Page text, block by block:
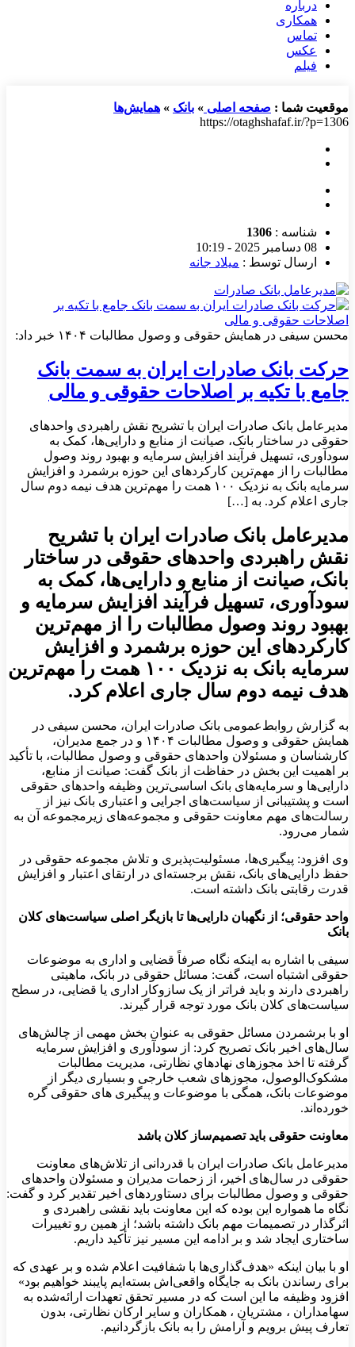
درباره
همکاری
تماس
عکس
فیلم
موقعیت شما : صفحه اصلی » بانک » همایش‌ها
https://otaghshafaf.ir/?p=1306
شناسه : 1306
08 دسامبر 2025 - 10:19
ارسال توسط : میلاد جانه
محسن سیفی در همایش حقوقی و وصول مطالبات ۱۴۰۴ خبر داد:
حرکت بانک صادرات ایران به سمت بانک
جامع با تکیه بر اصلاحات حقوقی و مالی
مدیرعامل بانک صادرات ایران با تشریح نقش راهبردی واحدهای
حقوقی در ساختار بانک، صیانت از منابع و دارایی‌ها، کمک به
سودآوری، تسهیل فرآیند افزایش سرمایه و بهبود روند وصول
مطالبات را از مهم‌ترین کارکردهای این حوزه برشمرد و افزایش
سرمایه بانک به نزدیک ۱۰۰ همت را مهم‌ترین هدف نیمه دوم سال
جاری اعلام کرد. به […]
مدیرعامل بانک صادرات ایران با تشریح
نقش راهبردی واحدهای حقوقی در ساختار
بانک، صیانت از منابع و دارایی‌ها، کمک به
سودآوری، تسهیل فرآیند افزایش سرمایه و
بهبود روند وصول مطالبات را از مهم‌ترین
کارکردهای این حوزه برشمرد و افزایش
سرمایه بانک به نزدیک ۱۰۰ همت را مهم‌ترین
هدف نیمه دوم سال جاری اعلام کرد.
به گزارش روابط‌عمومی بانک صادرات ایران، محسن سیفی در
همایش حقوقی و وصول مطالبات ۱۴۰۴ و در جمع مدیران،
کارشناسان و مسئولان واحدهای حقوقی و وصول مطالبات، با تأکید
بر اهمیت این بخش در حفاظت از بانک گفت: صیانت از منابع،
دارایی‌ها و سرمایه‌های بانک اساسی‌ترین وظیفه واحدهای حقوقی
است و پشتیبانی از سیاست‌های اجرایی و اعتباری بانک نیز از
رسالت‌های مهم معاونت حقوقی و مجموعه‌های زیرمجموعه آن به
شمار می‌رود.
وی افزود: پیگیری‌ها، مسئولیت‌پذیری و تلاش مجموعه حقوقی در
حفظ دارایی‌های بانک، نقش برجسته‌ای در ارتقای اعتبار و افزایش
قدرت رقابتی بانک داشته است.
واحد حقوقی؛ از نگهبان دارایی‌ها تا بازیگر اصلی سیاست‌های کلان
بانک
سیفی با اشاره به اینکه نگاه صرفاً قضایی و اداری به موضوعات
حقوقی اشتباه است، گفت: مسائل حقوقی در بانک، ماهیتی
راهبردی دارند و باید فراتر از یک سازوکار اداری یا قضایی، در سطح
سیاست‌های کلان بانک مورد توجه قرار گیرند.
او با برشمردن مسائل حقوقی به عنوان بخش مهمی از چالش‌های
سال‌های اخیر بانک تصریح کرد: از سودآوری و افزایش سرمایه
گرفته تا اخذ مجوزهای نهادهاي نظارتی، مدیریت مطالبات
مشکوک‌الوصول، مجوزهای شعب خارجی و بسیاری دیگر از
موضوعات بانک، همگی با موضوعات و پیگیری های حقوقی گره
خورده‌اند.
معاونت حقوقی باید تصمیم‌ساز کلان باشد
مدیرعامل بانک صادرات ایران با قدردانی از تلاش‌های معاونت
حقوقی در سال‌های اخیر، از زحمات مدیران و مسئولان واحدهای
حقوقی و وصول مطالبات برای دستاوردهای اخیر تقدیر کرد و گفت:
نگاه ما همواره این بوده که این معاونت باید نقشی راهبردی و
اثرگذار در تصمیمات مهم بانک داشته باشد؛ از همین رو تغییرات
ساختاری ایجاد شد و بر ادامه این مسیر نیز تأکید داریم.
او با بیان اینکه «هدف‌گذاری‌ها با شفافیت اعلام شده و بر عهدی که
برای رساندن بانک به جایگاه واقعی‌اش بسته‌ایم پایبند خواهیم بود»
افزود وظیفه ما این است که در مسیر تحقق تعهدات ارائه‌شده به
سهامداران ، مشتریان ، همکاران و سایر ارکان نظارتی، بدون
تعارف پیش برویم و آرامش را به بانک بازگردانیم.